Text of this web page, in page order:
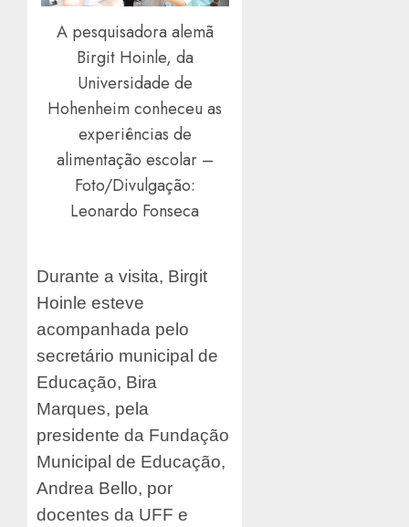
A pesquisadora alemã
Birgit Hoinle, da
Universidade de
Hohenheim conheceu as
experiências de
alimentação escolar –
Foto/Divulgação:
Leonardo Fonseca
Durante a visita, Birgit
Hoinle esteve
acompanhada pelo
secretário municipal de
Educação, Bira
Marques, pela
presidente da Fundação
Municipal de Educação,
Andrea Bello, por
docentes da UFF e